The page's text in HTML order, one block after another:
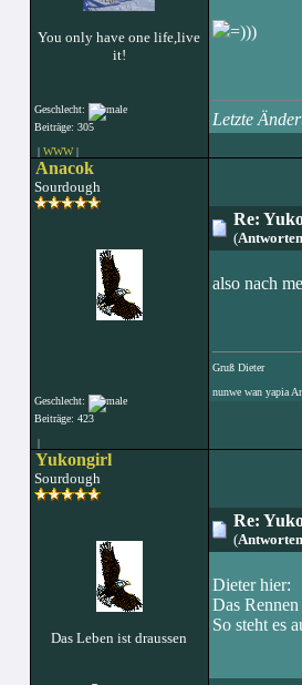
You only have one life,live
it!
Geschlecht:
Beiträge: 305
| WWW|
=)))
Letzte
Anacok
Sourdough
Geschlecht:
Beiträge: 423
|
Re:
(
also nach
Gruß Dieter
nunwe wan yapia
Yukongirl
Sourdough
Das Leben ist draussen
Re:
(
Dieter hier:
Das
So steht es